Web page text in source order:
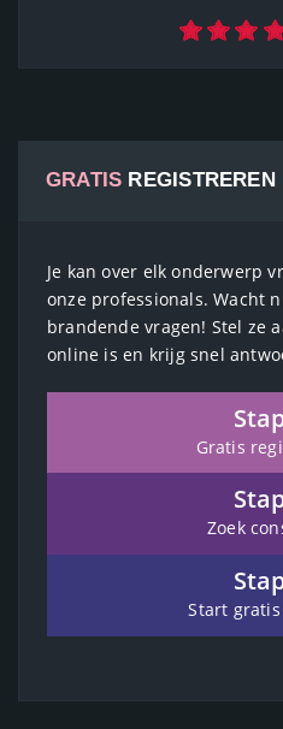
GRATIS REGISTREREN
Je kan over elk onderwerp
onze professionals. Wacht
brandende vragen! Stel ze
online is en krijg snel
Gratis
Zoek
Start